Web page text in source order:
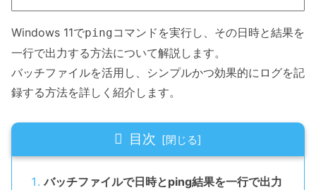
Windows 11でpingコマンドを実行し、その日時と結果を
一行で出力する方法について解説します。
バッチファイルを活用し、シンプルかつ効果的にログを記
録する方法を詳しく紹介します。
目次
バッチファイルで日時とping結果を一行で出力